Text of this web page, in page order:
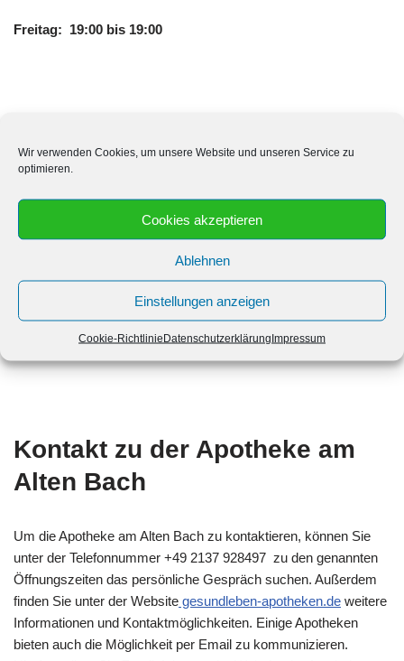
Wir verwenden Cookies, um unsere Website und unseren Service zu
optimieren.
Cookies akzeptieren
Ablehnen
Einstellungen anzeigen
Cookie-RichtlinieDatenschutzerklärungImpressum
Freitag: 19:00 bis 19:00
geöffnet? Die Apotheke am Alten Bach hat Samstags und
Sonntags zu den folgenden Uhrzeiten geöffnet:
Samstag: 8:30 bis 14:00
Sonntag: Geschlossen bis Geschlossen
Kontakt zu der Apotheke am
Alten Bach
Um die Apotheke am Alten Bach zu kontaktieren, können Sie
unter der Telefonnummer +49 2137 928497 zu den genannten
Öffnungszeiten das persönliche Gespräch suchen. Außerdem
finden Sie unter der Website gesundleben-apotheken.de weitere
Informationen und Kontaktmöglichkeiten. Einige Apotheken
bieten auch die Möglichkeit per Email zu kommunizieren.